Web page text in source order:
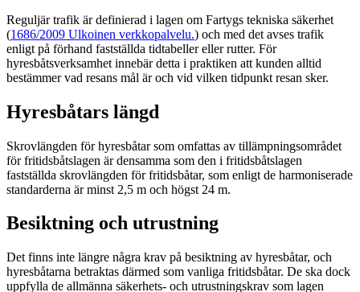
Reguljär trafik är definierad i lagen om Fartygs tekniska säkerhet
(1686/2009 Ulkoinen verkkopalvelu.) och med det avses trafik
enligt på förhand fastställda tidtabeller eller rutter. För
hyresbåtsverksamhet innebär detta i praktiken att kunden alltid
bestämmer vad resans mål är och vid vilken tidpunkt resan sker.
Hyresbåtars längd
Skrovlängden för hyresbåtar som omfattas av tillämpningsområdet
för fritidsbåtslagen är densamma som den i fritidsbåtslagen
fastställda skrovlängden för fritidsbåtar, som enligt de harmoniserade
standarderna är minst 2,5 m och högst 24 m.
Besiktning och utrustning
Det finns inte längre några krav på besiktning av hyresbåtar, och
hyresbåtarna betraktas därmed som vanliga fritidsbåtar. De ska dock
uppfylla de allmänna säkerhets- och utrustningskrav som lagen